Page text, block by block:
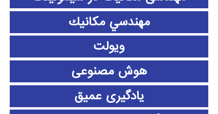
مهندسي مكانيك
ویولت
هوش مصنوعی
یادگیری عمیق